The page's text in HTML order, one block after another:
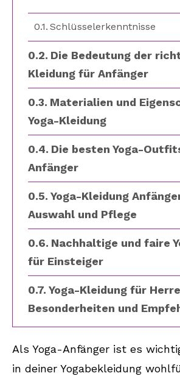
Schlüsselerkenntnisse
Die Bedeutung der
Kleidung für Anfänger
Materialien und
Yoga-Kleidung
Die besten Yoga-
Anfänger
Yoga-Kleidung
Auswahl und Pflege
Nachhaltige und faire
für Einsteiger
Yoga-Kleidung für
Besonderheiten und
für den Einstieg
Als Yoga-Anfänger ist es
in deiner Yogabekleidung